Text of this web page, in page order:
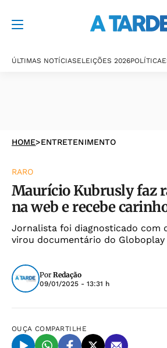
ÚLTIMAS NOTÍCIASELEIÇÕES 2026POLÍTICA
HOME>ENTRETENIMENTO
RARO
Maurício Kubrusly faz
na web e recebe
Jornalista foi diagnosticado com
virou documentário do Globoplay
Por Redação
09/01/2025 - 13:31 h
OUÇA COMPARTILHE